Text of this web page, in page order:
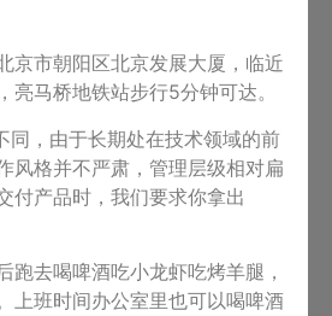
京市朝阳区北京发展大厦，临近
亮马桥地铁站步行5分钟可达。
同，由于长期处在技术领域的前
风格并不严肃，管理层级相对扁
付产品时，我们要求你拿出
跑去喝啤酒吃小龙虾吃烤羊腿，
上班时间办公室里也可以喝啤酒